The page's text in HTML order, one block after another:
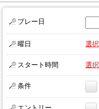
プレー日
曜日 選
スタート時間 選
条件